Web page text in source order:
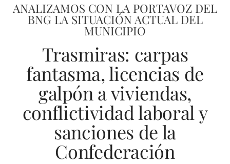
ANALIZAMOS CON LA PORTAVOZ DEL
BNG LA SITUACIÓN ACTUAL DEL
MUNICIPIO
Trasmiras: carpas
fantasma, licencias de
galpón a viviendas,
conflictividad laboral y
sanciones de la
Confederación